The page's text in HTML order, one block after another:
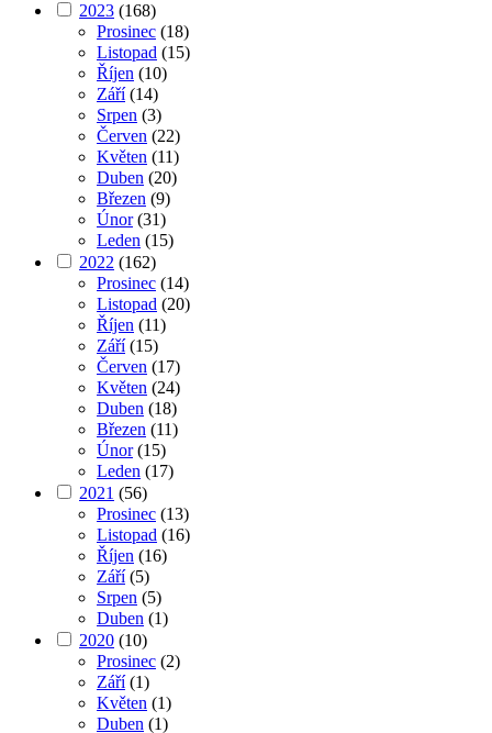
2023 (168)
Prosinec (18)
Listopad (15)
Říjen (10)
Září(14)
Srpen (3)
Červen (22)
Květen (11)
Duben (20)
Březen (9)
Únor(31)
Leden (15)
2022 (162)
Prosinec (14)
Listopad (20)
Říjen (11)
Září(15)
Červen (17)
Květen (24)
Duben (18)
Březen (11)
Únor(15)
Leden (17)
2021 (56)
Prosinec (13)
Listopad (16)
Říjen (16)
Září(5)
Srpen (5)
Duben (1)
2020 (10)
Prosinec (2)
Září(1)
Květen (1)
Duben (1)